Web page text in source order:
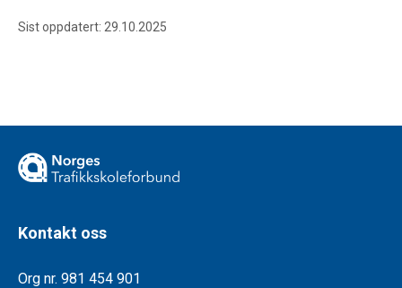
Sist oppdatert: 29.10.2025
Kontakt oss
Org nr. 981 454 901